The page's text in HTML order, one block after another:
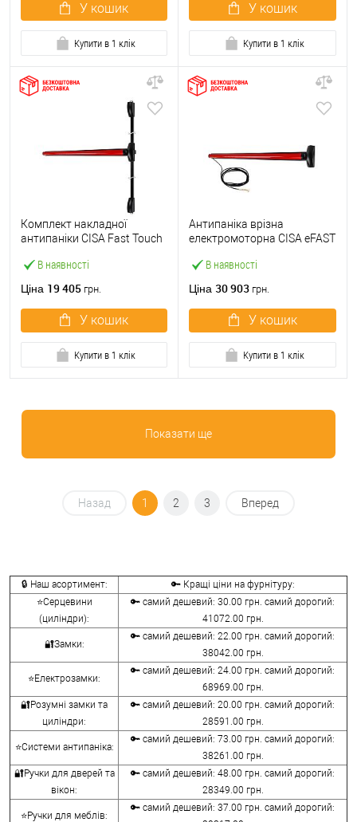
У кошик
Купити в 1 клік
У кошик
Купити в 1 клік
В наявності
Комплект накладної
антипаніки CISA Fast Touch
точковий вверх-вниз
Ціна 19 405 грн.
У кошик
Купити в 1 клік
В наявності
Антипаніка врізна
електромоторна CISA eFAST
Ціна 30 903 грн.
У кошик
Купити в 1 клік
Показати ще
Назад 1 2 3 Вперед
🔒 Наш асортимент:
🔑 Кращі ціни на фурнітуру:
⭐Серцевини
(циліндри):
🔑 самий дешевий: 30.00 грн. самий дорогий:
41072.00 грн.
🔐Замки:
🔑 самий дешевий: 22.00 грн. самий дорогий:
38042.00 грн.
⭐Електрозамки:
🔑 самий дешевий: 24.00 грн. самий дорогий:
68969.00 грн.
🔐Розумні замки та
циліндри:
🔑 самий дешевий: 20.00 грн. самий дорогий:
28591.00 грн.
⭐Системи антипаніка:
🔑 самий дешевий: 73.00 грн. самий дорогий:
38261.00 грн.
🔐Ручки для дверей та
вікон:
🔑 самий дешевий: 48.00 грн. самий дорогий:
28349.00 грн.
⭐Ручки для меблів:
🔑 самий дешевий: 37.00 грн. самий дорогий: